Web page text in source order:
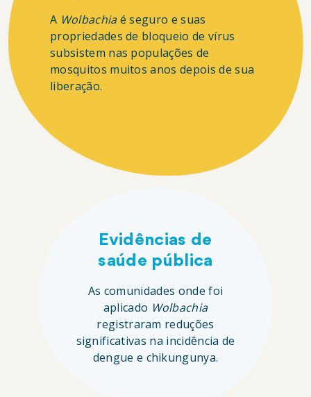
A Wolbachiaé seguro e suas
propriedades de bloqueio de vírus
subsistem nas populações de
mosquitos muitos anos depois de sua
liberação.
Evidências de
saúde pública
As comunidades onde foi
aplicado Wolbachia
registraram reduções
significativas na incidência de
dengue e chikungunya.